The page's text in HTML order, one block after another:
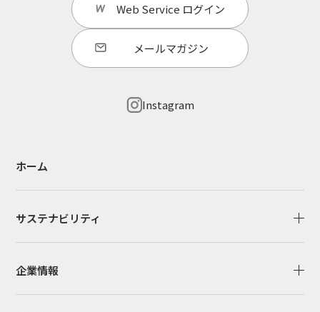
Web Service ログイン
メールマガジン
Instagram
ホーム
サステナビリティ
企業情報